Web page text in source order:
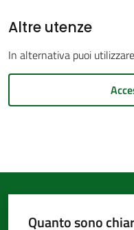
Amministrazione
Trasparente
gli
Altre utenze
In alternativa puoi
Quanto sono